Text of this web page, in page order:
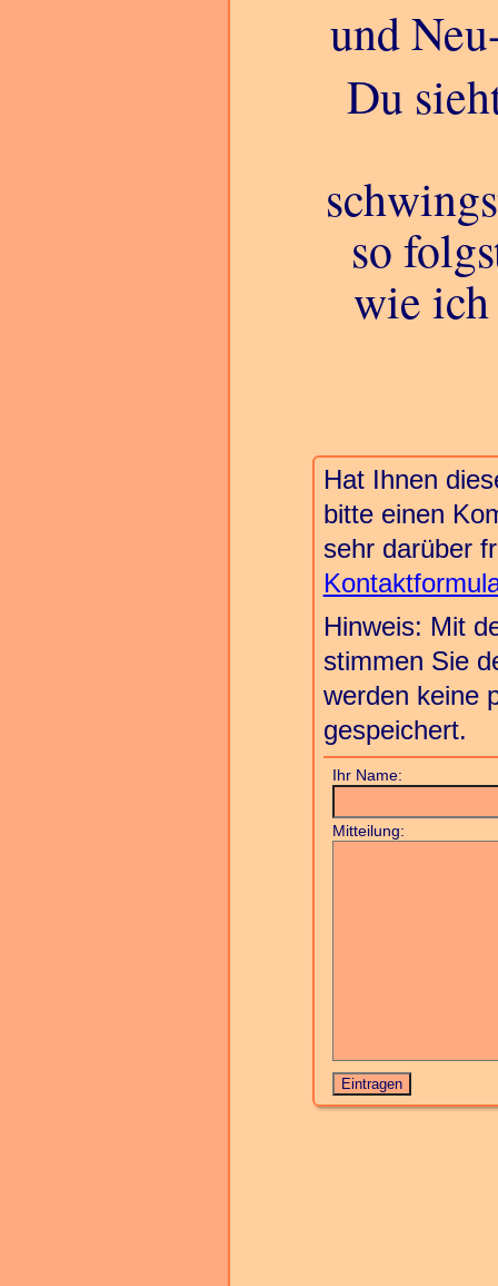
und
Du
so
wie ich
Hat Ihnen
bitte einen
sehr darüber
Hinweis: Mit
stimmen Sie
werden keine
gespeichert.
Ihr Name:
Mitteilung: